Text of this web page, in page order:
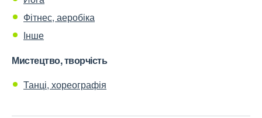
Фітнес, аеробіка
Інше
Мистецтво, творчість
Танці, хореографія